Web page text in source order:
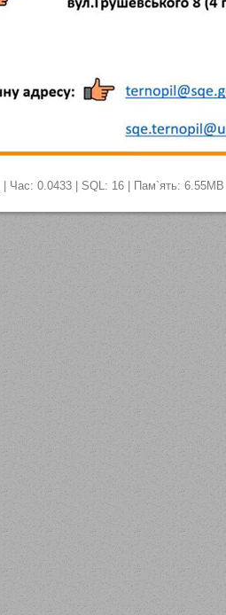
| Час: 0.0433 | SQL: 16 | Пам`ять: 6.55MB